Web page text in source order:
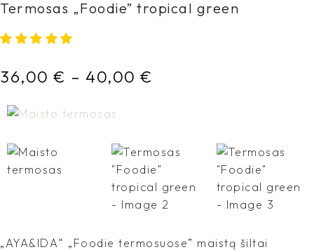
Termosas „Foodie” tropical green
36,00 € – 40,00 €
„AYA&IDA“ „Foodie termosuose” maistą šiltai